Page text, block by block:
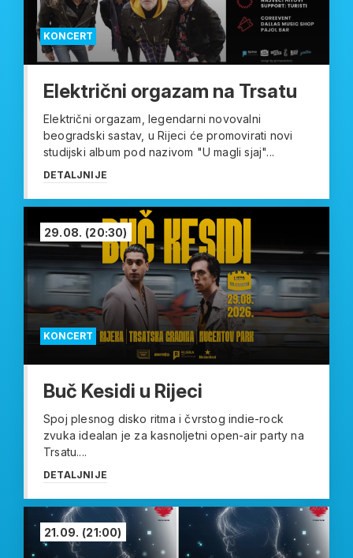
KONCERT
Električni orgazam na Trsatu
Električni orgazam, legendarni novovalni
beogradski sastav, u Rijeci će promovirati novi
studijski album pod nazivom "U magli sjaj"...
DETALJNIJE
KONCERT
29.08. (20:30)
Buč Kesidi u Rijeci
Spoj plesnog disko ritma i čvrstog indie-rock
zvuka idealan je za kasnoljetni open-air party na
Trsatu....
DETALJNIJE
21.09. (21:00)